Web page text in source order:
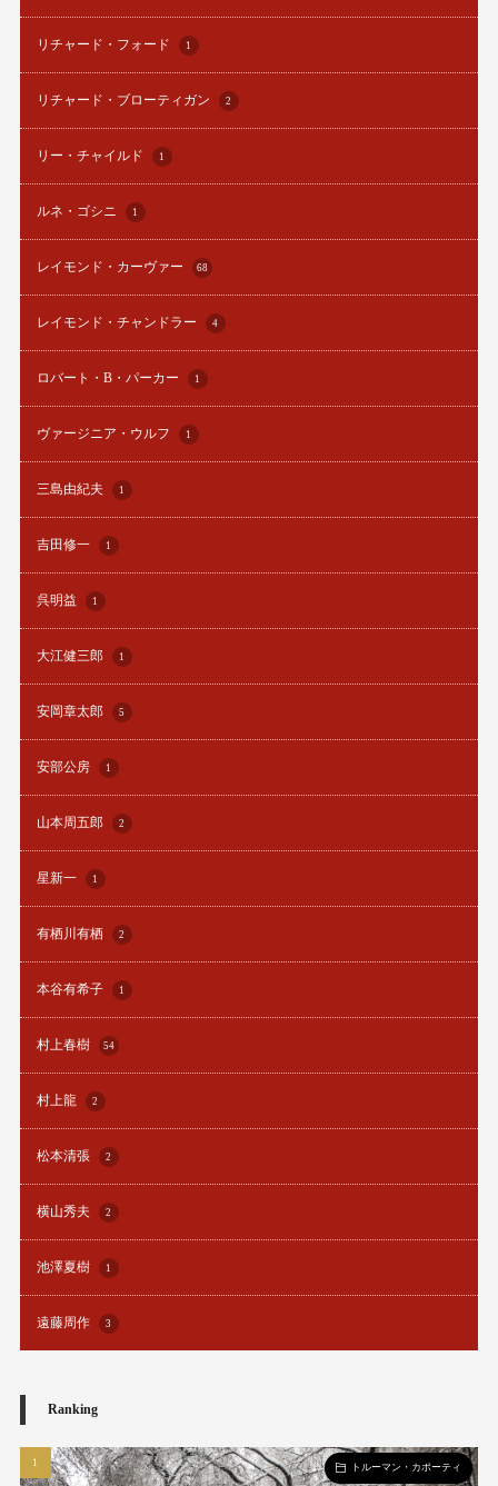
リチャード・フォード 1
リチャード・ブローティガン 2
リー・チャイルド 1
ルネ・ゴシニ 1
レイモンド・カーヴァー 68
レイモンド・チャンドラー 4
ロバート・B・パーカー 1
ヴァージニア・ウルフ 1
三島由紀夫 1
吉田修一 1
呉明益 1
大江健三郎 1
安岡章太郎 5
安部公房 1
山本周五郎 2
星新一 1
有栖川有栖 2
本谷有希子 1
村上春樹 54
村上龍 2
松本清張 2
横山秀夫 2
池澤夏樹 1
遠藤周作 3
Ranking
トルーマン・カポーティ